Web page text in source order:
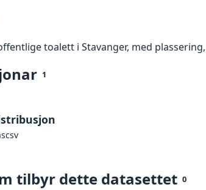
toalett i Stavanger, med
1
csv
tilbyr dette datasettet 0